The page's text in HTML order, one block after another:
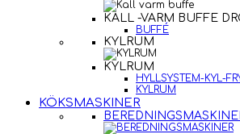
KALL -VARM BUFFE
BUFFÉ
KYLRUM
KYLRUM
HYLLSYSTEM-KYL-
KYLRUM
KÖKSMASKINER